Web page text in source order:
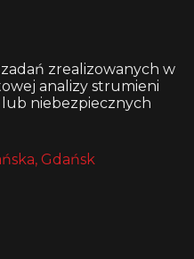
zrealizowanych w
analizy strumieni
niebezpiecznych
Gdańsk